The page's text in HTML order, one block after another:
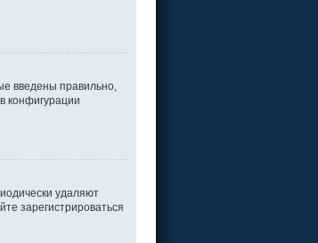
введены правильно,
конфигурации
удаляют
зарегистрироваться